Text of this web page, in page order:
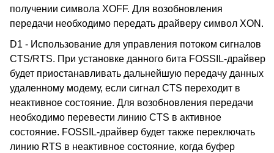
получении символа XOFF. Для возобновления
передачи необходимо передать драйверу символ XON.
D1 - Использование для управления потоком сигналов
CTS/RTS. При установке данного бита FOSSIL-драйвер
будет приостанавливать дальнейшую передачу данных
удаленному модему, если сигнал CTS переходит в
неактивное состояние. Для возобновления передачи
необходимо перевести линию CTS в активное
состояние. FOSSIL-драйвер будет также переключать
линию RTS в неактивное состояние, когда буфер